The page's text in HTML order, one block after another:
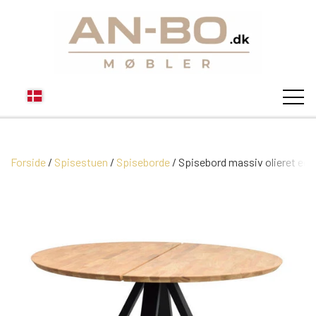
STUEN
MODUL SOFAER
MODUL SOFA DALLAS
SOFABORDE
VITRINER
SOVEVÆRELSE
Forside Spisestuen Spiseborde Spisebord massiv olieret